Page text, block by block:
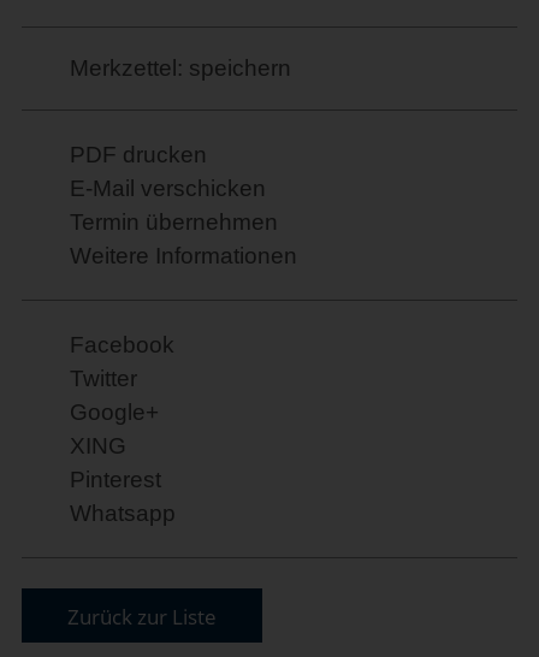
Merkzettel: speichern
PDF drucken
E-Mail verschicken
Termin übernehmen
Weitere Informationen
Facebook
Twitter
Google+
XING
Pinterest
Whatsapp
Zurück zur Liste